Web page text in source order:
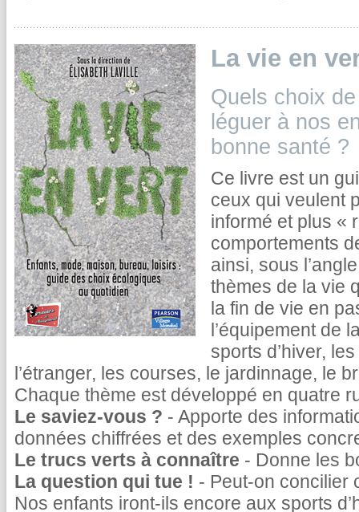
La vie en
Quels choix
léguer à nos
bonne santé ?
Ce livre est un
ceux qui veulent
informé et plus «
comportements
ainsi, sous
thèmes de la vie
la fin de vie en
l’équipement de
sports d’hiver,
l’étranger, les courses, le jardinnage, le
Chaque thème est développé en quatre
Le saviez-vous ? - Apporte des
données chiffrées et des exemples
Le trucs verts à connaître - Donne les
La question qui tue ! - Peut-on concilier
Nos enfants iront-ils encore aux sports